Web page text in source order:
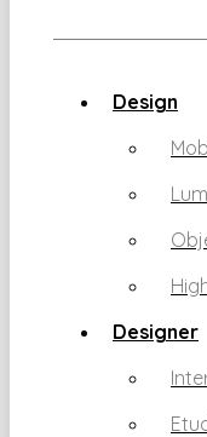
Design
Designer